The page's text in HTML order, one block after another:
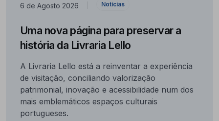
6 de Agosto 2026 Notícias
Uma nova página para preservar a
história da Livraria Lello
A Livraria Lello está a reinventar a experiência
de visitação, conciliando valorização
patrimonial, inovação e acessibilidade num dos
mais emblemáticos espaços culturais
portugueses.